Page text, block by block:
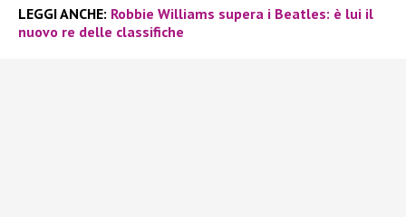
LEGGI ANCHE: Robbie Williams supera i Beatles: è lui il
nuovo re delle classifiche